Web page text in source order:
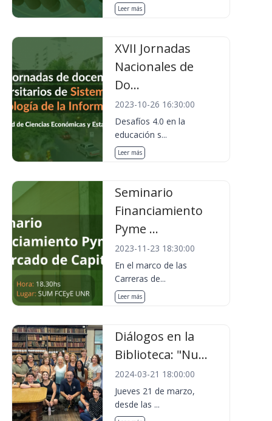
Leer más
XVII Jornadas
Nacionales de
Do...
2023-10-26 16:30:00
Desafíos 4.0 en la
educación s...
Leer más
Seminario
Financiamiento
Pyme ...
2023-11-23 18:30:00
En el marco de las
Carreras de...
Leer más
Diálogos en la
Biblioteca: "Nu...
2024-03-21 18:00:00
Jueves 21 de marzo,
desde las ...